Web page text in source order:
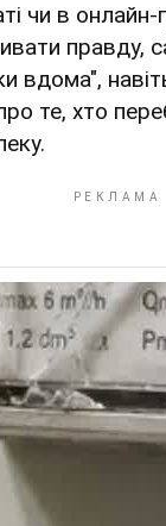
чи в онлайн-
правду,
вдома",
те, хто